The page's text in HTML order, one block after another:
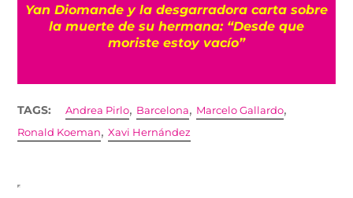
¡Imparables! México firma su mejor
participación en Juegos Centroamericanos
con récord de medallas
TAGS: Andrea Pirlo, Barcelona, Marcelo Gallardo,
Ronald Koeman,Xavi Hernández